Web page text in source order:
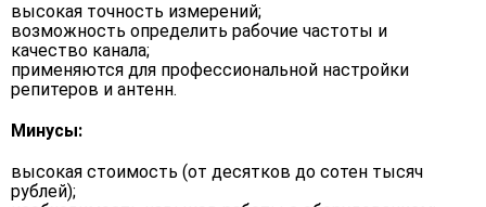
высокая точность измерений;
возможность определить рабочие частоты и
качество канала;
применяются для профессиональной настройки
репитеров и антенн.
Минусы:
высокая стоимость (от десятков до сотен тысяч
рублей);